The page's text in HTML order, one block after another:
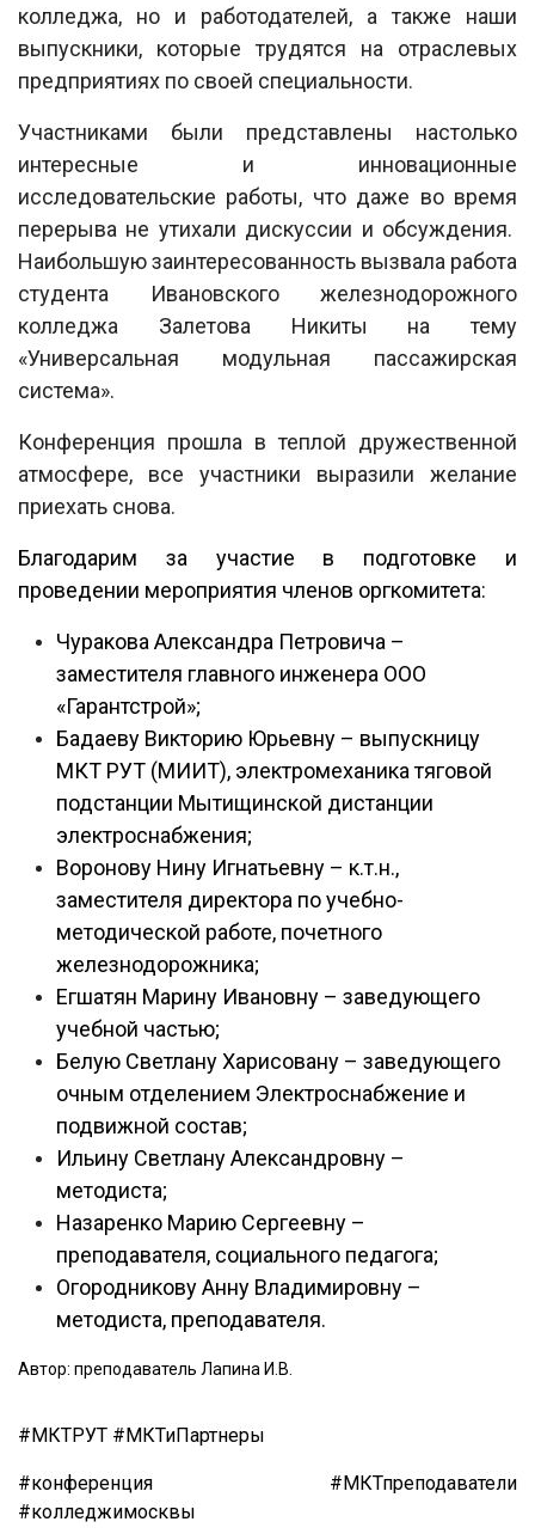
колледжа, но и работодателей, а также наши
выпускники, которые трудятся на отраслевых
предприятиях по своей специальности.
Участниками были представлены настолько
интересные и инновационные
исследовательские работы, что даже во время
перерыва не утихали дискуссии и обсуждения.
Наибольшую заинтересованность вызвала работа
студента Ивановского железнодорожного
колледжа Залетова Никиты на тему
«Универсальная модульная пассажирская
система».
Конференция прошла в теплой дружественной
атмосфере, все участники выразили желание
приехать снова.
Благодарим за участие в подготовке и
проведении мероприятия членов оргкомитета:
Чуракова Александра Петровича –
заместителя главного инженера ООО
«Гарантстрой»;
Бадаеву Викторию Юрьевну – выпускницу
МКТ РУТ (МИИТ), электромеханика тяговой
подстанции Мытищинской дистанции
электроснабжения;
Воронову Нину Игнатьевну – к.т.н.,
заместителя директора по учебно-
методической работе, почетного
железнодорожника;
Егшатян Марину Ивановну – заведующего
учебной частью;
Белую Светлану Харисовану – заведующего
очным отделением Электроснабжение и
подвижной состав;
Ильину Светлану Александровну –
методиста;
Назаренко Марию Сергеевну –
преподавателя, социального педагога;
Огородникову Анну Владимировну –
методиста, преподавателя.
Автор: преподаватель Лапина И.В.
#МКТРУТ #МКТиПартнеры
#конференция #МКТпреподаватели
#колледжимосквы